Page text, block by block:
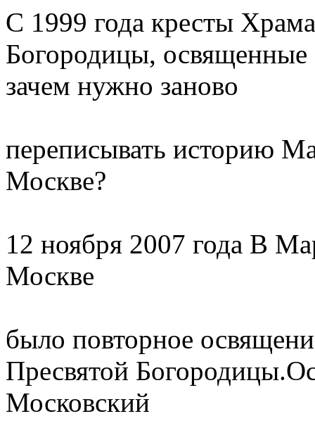
С 1999 года кресты
Богородицы,
зачем нужно заново
переписывать историю
Москве?
12 ноября 2007 года В
Москве
было повторное
Пресвятой
Московский